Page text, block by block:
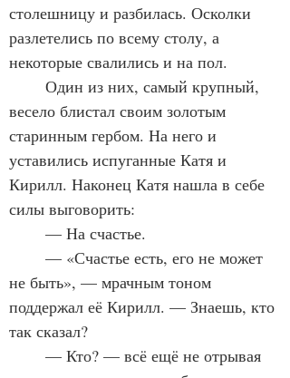
столешницу и разбилась. Осколки
разлетелись по всему столу, а
некоторые свалились и на пол.
весело блистал своим золотым
старинным гербом. На него и
уставились испуганные Катя и
Кирилл. Наконец Катя нашла в себе
силы выговорить:
	— На счастье.
не быть», — мрачным тоном
поддержал её Кирилл. — Знаешь, кто
так сказал?